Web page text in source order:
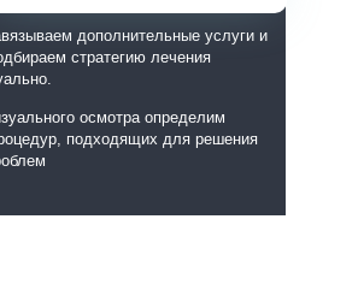
дополнительные услуги и
стратегию лечения
осмотра определим
подходящих для решения